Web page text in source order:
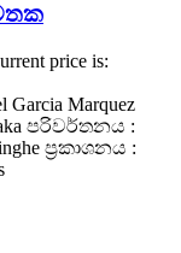
price is:
Garcia Marquez
පරිවර්තනය :
ප්‍රකාශනය :